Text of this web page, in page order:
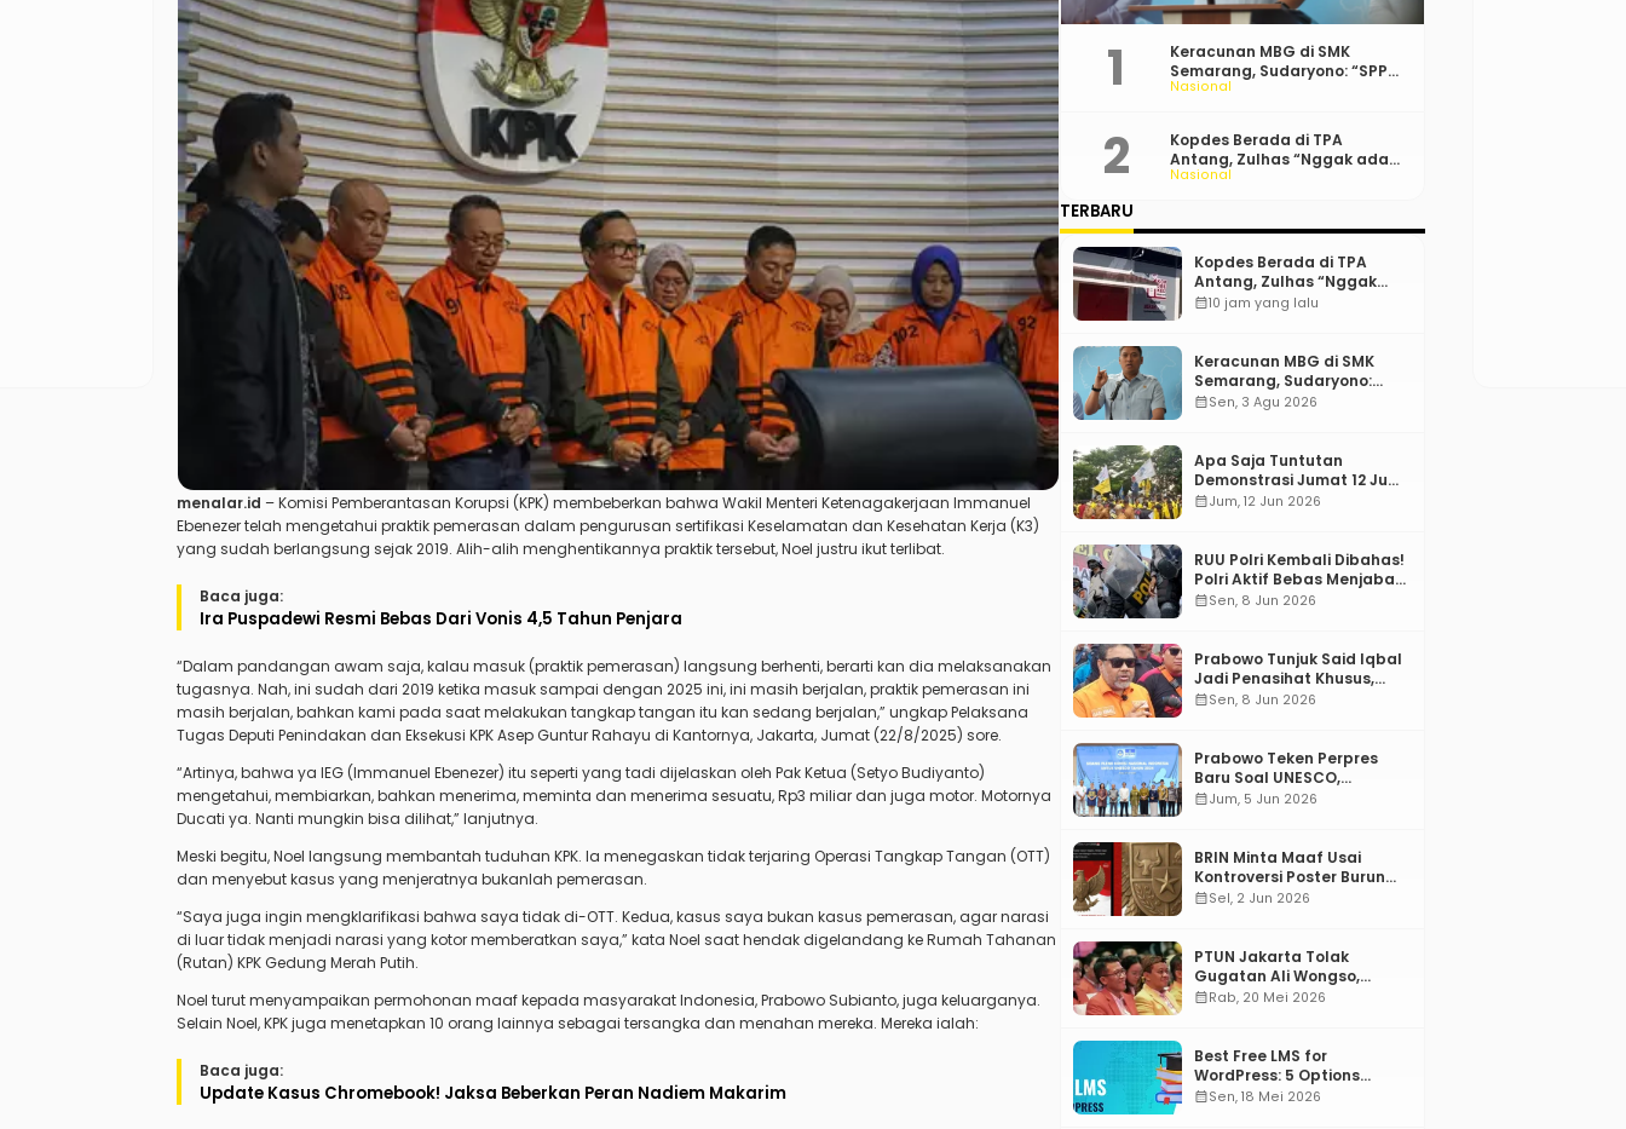
menalar.id – Komisi Pemberantasan Korupsi (KPK) membeberkan bahwa Wakil Menteri Ketenagakerjaan Immanuel
Ebenezer telah mengetahui praktik pemerasan dalam pengurusan sertifikasi Keselamatan dan Kesehatan Kerja (K3)
yang sudah berlangsung sejak 2019. Alih-alih menghentikannya praktik tersebut, Noel justru ikut terlibat.
Baca juga:
Ira Puspadewi Resmi Bebas Dari Vonis 4,5 Tahun Penjara
“Dalam pandangan awam saja, kalau masuk (praktik pemerasan) langsung berhenti, berarti kan dia melaksanakan
tugasnya. Nah, ini sudah dari 2019 ketika masuk sampai dengan 2025 ini, ini masih berjalan, praktik pemerasan ini
masih berjalan, bahkan kami pada saat melakukan tangkap tangan itu kan sedang berjalan,” ungkap Pelaksana
Tugas Deputi Penindakan dan Eksekusi KPK Asep Guntur Rahayu di Kantornya, Jakarta, Jumat (22/8/2025) sore.
“Artinya, bahwa ya IEG (Immanuel Ebenezer) itu seperti yang tadi dijelaskan oleh Pak Ketua (Setyo Budiyanto)
mengetahui, membiarkan, bahkan menerima, meminta dan menerima sesuatu, Rp3 miliar dan juga motor. Motornya
Ducati ya. Nanti mungkin bisa dilihat,” lanjutnya.
Meski begitu, Noel langsung membantah tuduhan KPK. Ia menegaskan tidak terjaring Operasi Tangkap Tangan (OTT)
dan menyebut kasus yang menjeratnya bukanlah pemerasan.
“Saya juga ingin mengklarifikasi bahwa saya tidak di-OTT. Kedua, kasus saya bukan kasus pemerasan, agar narasi
di luar tidak menjadi narasi yang kotor memberatkan saya,” kata Noel saat hendak digelandang ke Rumah Tahanan
(Rutan) KPK Gedung Merah Putih.
Noel turut menyampaikan permohonan maaf kepada masyarakat Indonesia, Prabowo Subianto, juga keluarganya.
Selain Noel, KPK juga menetapkan 10 orang lainnya sebagai tersangka dan menahan mereka. Mereka ialah:
Baca juga:
Update Kasus Chromebook! Jaksa Beberkan Peran Nadiem Makarim
Nasional
Keracunan MBG di SMK
Semarang, Sudaryono: “SPPG
Harus Bertanggung Jawab!”
Nasional
Kopdes Berada di TPA
Antang, Zulhas “Nggak ada
Lahan!”
TERBARU
Kopdes Berada di TPA
Antang, Zulhas “Nggak
ada Lahan!”
calendar_month10 jam yang lalu
Keracunan MBG di SMK
Semarang, Sudaryono:
“SPPG Harus Bertanggung
calendar_monthSen, 3 Agu 2026
Apa Saja Tuntutan
Demonstrasi Jumat 12 Juni
2026?
calendar_monthJum, 12 Jun 2026
RUU Polri Kembali Dibahas!
Polri Aktif Bebas Menjabat
Di Manapun
calendar_monthSen, 8 Jun 2026
Prabowo Tunjuk Said Iqbal
Jadi Penasihat Khusus,
Mengapa?
calendar_monthSen, 8 Jun 2026
Prabowo Teken Perpres
Baru Soal UNESCO,
Tentang Apa?
calendar_monthJum, 5 Jun 2026
BRIN Minta Maaf Usai
Kontroversi Poster Burung
Garuda
calendar_monthSel, 2 Jun 2026
PTUN Jakarta Tolak
Gugatan Ali Wongso,
Misbakhun: Ini hadiah
calendar_monthRab, 20 Mei 2026
Best Free LMS for
WordPress: 5 Options
Compared for 2026
calendar_monthSen, 18 Mei 2026